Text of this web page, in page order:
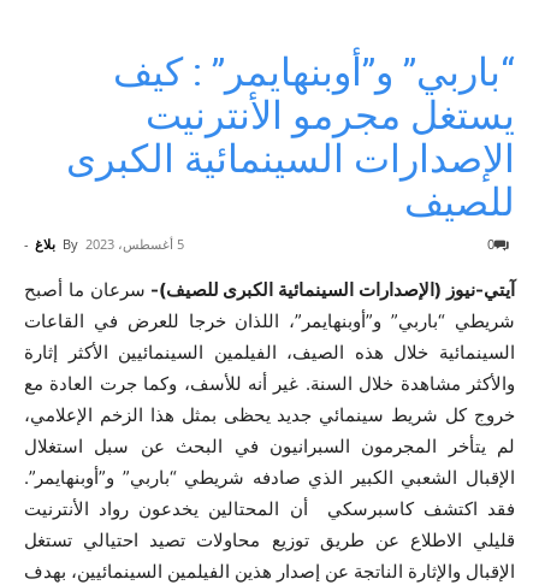
“باربي” و”أوبنهايمر” : كيف
يستغل مجرمو الأنترنيت
الإصدارات السينمائية الكبرى
للصيف
By بلاغ - 5 أغسطس، 2023 0
آيتي-نيوز (الإصدارات السينمائية الكبرى للصيف)- سرعان ما أصبح
شريطي “باربي” و”أوبنهايمر”، اللذان خرجا للعرض في القاعات
السينمائية خلال هذه الصيف، الفيلمين السينمائيين الأكثر إثارة
والأكثر مشاهدة خلال السنة. غير أنه للأسف، وكما جرت العادة مع
خروج كل شريط سينمائي جديد يحظى بمثل هذا الزخم الإعلامي،
لم يتأخر المجرمون السبرانيون في البحث عن سبل استغلال
الإقبال الشعبي الكبير الذي صادفه شريطي “باربي” و”أوبنهايمر”.
فقد اكتشف كاسبرسكي أن المحتالين يخدعون رواد الأنترنيت
قليلي الاطلاع عن طريق توزيع محاولات تصيد احتيالي تستغل
الإقبال والإثارة الناتجة عن إصدار هذين الفيلمين السينمائيين، بهدف